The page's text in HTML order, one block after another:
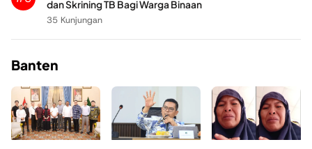
dan Skrining TB Bagi Warga Binaan
35 Kunjungan
Banten